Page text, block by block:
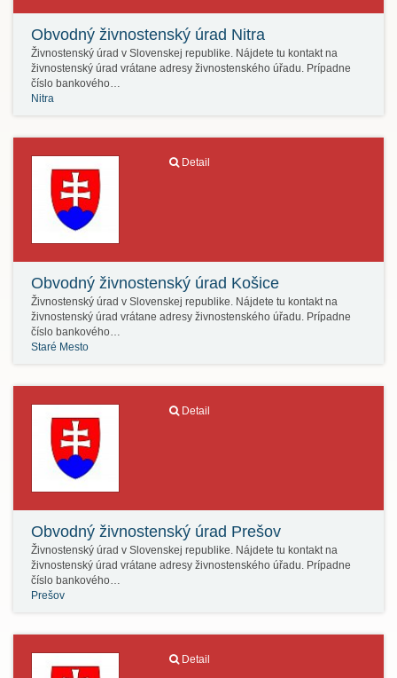
Obvodný živnostenský úrad Nitra
Živnostenský úrad v Slovenskej republike. Nájdete tu kontakt na
živnostenský úrad vrátane adresy živnostenského úřadu. Prípadne
číslo bankového…
Nitra
Detail
Obvodný živnostenský úrad Košice
Živnostenský úrad v Slovenskej republike. Nájdete tu kontakt na
živnostenský úrad vrátane adresy živnostenského úřadu. Prípadne
číslo bankového…
Staré Mesto
Detail
Obvodný živnostenský úrad Prešov
Živnostenský úrad v Slovenskej republike. Nájdete tu kontakt na
živnostenský úrad vrátane adresy živnostenského úřadu. Prípadne
číslo bankového…
Prešov
Detail